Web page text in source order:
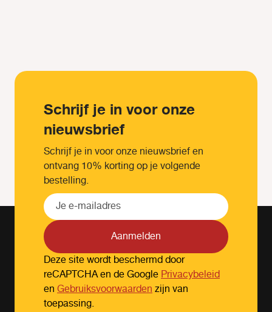
Schrijf je in voor onze
nieuwsbrief
Schrijf je in voor onze nieuwsbrief en
ontvang 10% korting op je volgende
bestelling.
Aanmelden
Deze site wordt beschermd door
reCAPTCHA en de GooglePrivacybeleid
en Gebruiksvoorwaardenzijn van
toepassing.